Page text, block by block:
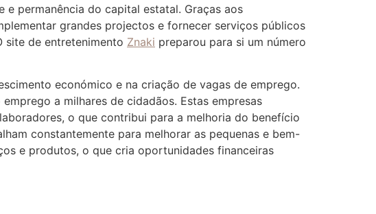
permanência do capital estatal. Graças aos
grandes projectos e fornecer serviços públicos
site de entretenimento Znaki preparou para si um número
económico e na criação de vagas de emprego.
a milhares de cidadãos. Estas empresas
o que contribui para a melhoria do benefício
constantemente para melhorar as pequenas e bem-
e produtos, o que cria oportunidades financeiras